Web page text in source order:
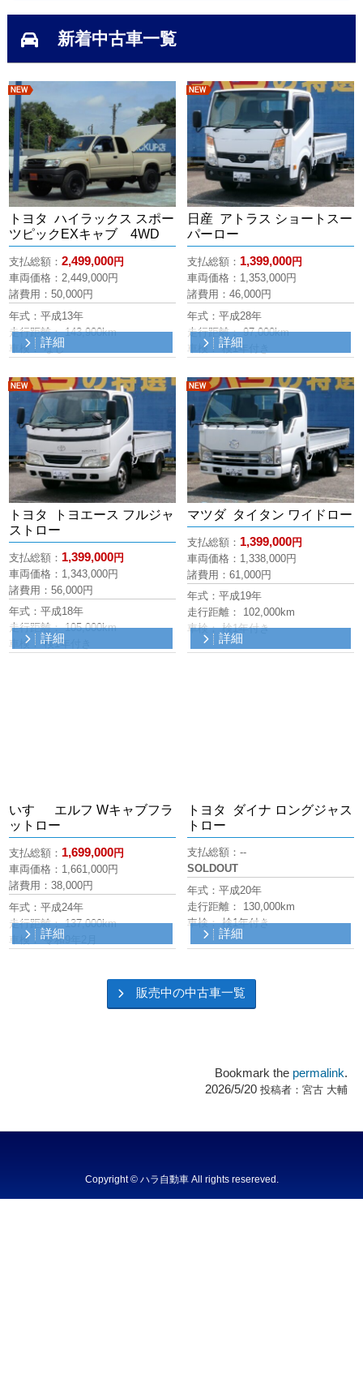
トヨタ ハイラックス スポー
ツピックEXキャブ 4WD
支払総額：2,499,000円
車両価格：2,449,000円
諸費用：50,000円
年式：平成13年
走行距離： 143,900km
車検： なし
詳細
日産 アトラス ショートスー
パーロー
支払総額：1,399,000
円
車両価格：1,353,000
諸費用：46,000円
年式：平成28年
走行距離： 97,000km
車検： 検1年付き
詳細
新着
トヨタ トヨエース フルジャ
ストロー
支払総額：1,399,000円
車両価格：1,343,000
円
諸費用：56,000円
年式：平成18年
走行距離： 105,000km
車検： 検1年付き
詳細
新着
マツダ タイタン ワイドロー
支払総額：1,399,000円
車両価格：1,338,000円
諸費用：61,000円
年式：平成19年
走行距離： 102,000km
車検： 検1年付き
詳細
年式：平成24年
走行距離： 137,000km
車検： 令和9年2月
詳細
年式：平成20年
走行距離： 130,000km
車検： 検1年付き
詳細
販売中の中古車一覧
Bookmark the
2026/5/20
Copyright © ハラ自動車 All rights resereved.Powered by DJCOM Inc.